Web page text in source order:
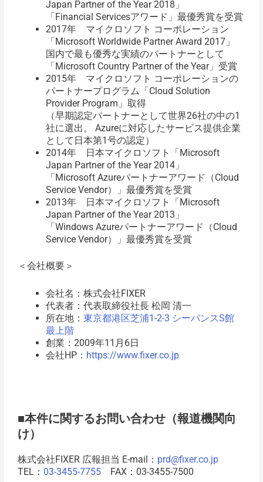
Japan Partner of the Year 2018」
「Financial Servicesアワード」最優秀賞を受賞
2017年 マイクロソフト コーポレーション
「Microsoft Worldwide Partner Award 2017」
国内で最も優秀な実績のパートナーとして
「Microsoft Country Partner of the Year」受賞
2015年 マイクロソフト コーポレーションの
パートナープログラム「Cloud Solution
Provider Program」取得
（早期認定パートナーとして世界26社の中の1
社に選出。 Azureに対応したサービス提供企業
として日本第1号の認定）
2014年 日本マイクロソフト「Microsoft
Japan Partner of the Year 2014」
「Microsoft Azureパートナーアワード（Cloud
Service Vendor）」最優秀賞を受賞
2013年 日本マイクロソフト「Microsoft
Japan Partner of the Year 2013」
「Windows Azureパートナーアワード（Cloud
Service Vendor）」最優秀賞を受賞
＜会社概要＞
会社名：株式会社FIXER
代表者：代表取締役社長 松岡 清一
所在地： 東京都港区芝浦1-2-3 シーバンスS館
最上階
創業：2009年11月6日
会社HP： https://www.fixer.co.jp
■本件に関するお問い合わせ（報道機関向
け）
株式会社FIXER 広報担当 E-mail： prd@fixer.co.jp
TEL： 03-3455-7755FAX：03-3455-7500